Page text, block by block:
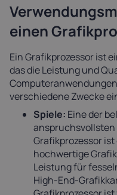
einen
Ein Grafikprozessor ist
das die Leistung und
verschiedene Zwecke
Spiele: Eine der
Grafikprozessor
hochwertige
Leistung für
High-End-